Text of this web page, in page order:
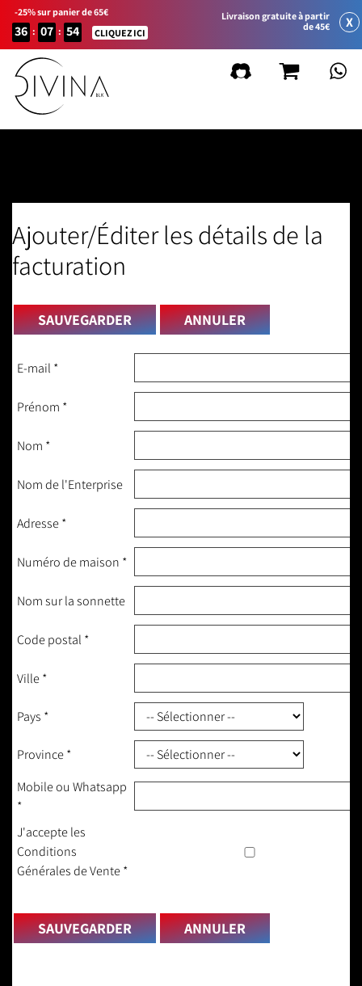
-25% sur panier de 65€
36 : 07 : 54 CLIQUEZ ICI
Livraison gratuite à partir
de 45€
X
Ajouter/Éditer les détails de la
facturation
SAUVEGARDER ANNULER
E-mail *
Prénom *
Nom *
Nom de l'Enterprise
Adresse*
Numéro de maison *
Nom sur la sonnette
Code postal *
Ville*
Pays *
Province*
Mobile ou Whatsapp
*
J'accepte les
Conditions
Générales de Vente*
SAUVEGARDER ANNULER